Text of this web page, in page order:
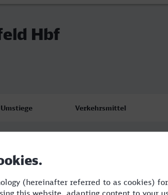
Hbf
Umstiege Verkehrsmittel